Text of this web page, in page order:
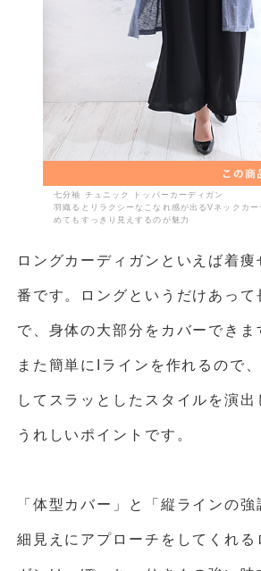
七分袖 チュニック トッパーカーディガン
羽織るとリラクシーなこなれ感が出るVネックカー
めてもすっきり見えするのが魅力
ロングカーディガンといえば着痩
番です。ロングというだけあって
で、身体の大部分をカバーできま
また簡単にIラインを作れるので
してスラッとしたスタイルを演出
うれしいポイントです。
「体型カバー」と「縦ラインの強
細見えにアプローチをしてくれる